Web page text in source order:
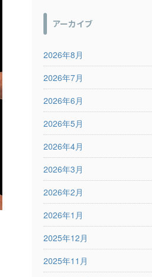
アーカイブ
2026年8月
2026年7月
2026年6月
2026年5月
2026年4月
2026年3月
2026年2月
2026年1月
2025年12月
2025年11月